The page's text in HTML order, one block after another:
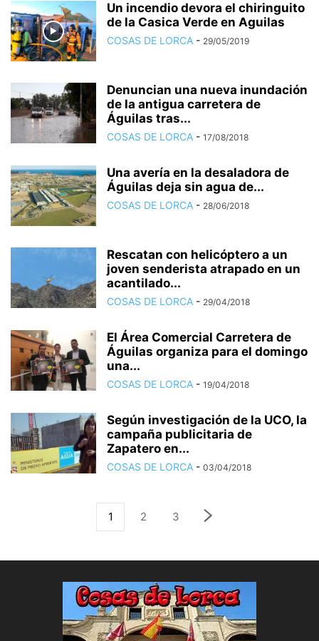
Un incendio devora el chiringuito
de la Casica Verde en Aguilas
COSAS DE LORCA - 29/05/2019
Denuncian una nueva inundación
de la antigua carretera de
Águilas tras...
COSAS DE LORCA - 17/08/2018
Una avería en la desaladora de
Águilas deja sin agua de...
COSAS DE LORCA - 28/06/2018
Rescatan con helicóptero a un
joven senderista atrapado en un
acantilado...
COSAS DE LORCA - 29/04/2018
El Área Comercial Carretera de
Águilas organiza para el domingo
una...
COSAS DE LORCA - 19/04/2018
Según investigación de la UCO, la
campaña publicitaria de
Zapatero en...
COSAS DE LORCA - 03/04/2018
1 2 3